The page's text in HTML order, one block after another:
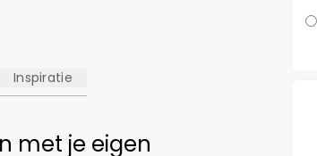
Inspiratie
met je eigen